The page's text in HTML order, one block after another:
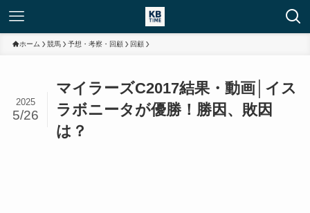
ホーム 競馬 予想・考察・回顧 回顧
マイラーズC2017結果・動画│イス
ラボニータが優勝！勝因、敗因
は？
2025
5/26